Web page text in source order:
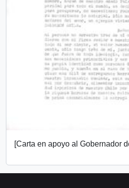
[Carta en apoyo al Gobernador